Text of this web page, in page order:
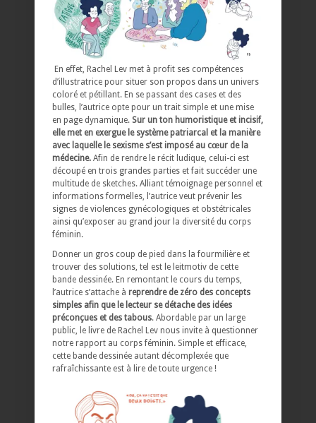
En effet, Rachel Lev met à profit ses compétences
d’illustratrice pour situer son propos dans un univers
coloré et pétillant. En se passant des cases et des
bulles, l’autrice opte pour un trait simple et une mise
en page dynamique. Sur un ton humoristique et incisif,
elle met en exergue le système patriarcal et la manière
avec laquelle le sexisme s’est imposé au cœur de la
médecine. Afin de rendre le récit ludique, celui-ci est
découpé en trois grandes parties et fait succéder une
multitude de sketches. Alliant témoignage personnel et
informations formelles, l’autrice veut prévenir les
signes de violences gynécologiques et obstétricales
ainsi qu’exposer au grand jour la diversité du corps
féminin.
Donner un gros coup de pied dans la fourmilière et
trouver des solutions, tel est le leitmotiv de cette
bande dessinée. En remontant le cours du temps,
l’autrice s’attache à reprendre de zéro des concepts
simples afin que le lecteur se détache des idées
préconçues et des tabous. Abordable par un large
public, le livre de Rachel Lev nous invite à questionner
notre rapport au corps féminin. Simple et efficace,
cette bande dessinée autant décomplexée que
rafraîchissante est à lire de toute urgence !